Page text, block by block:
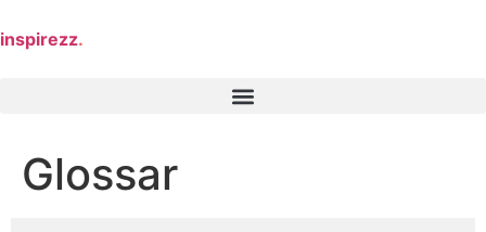
inspirezz.
Glossar